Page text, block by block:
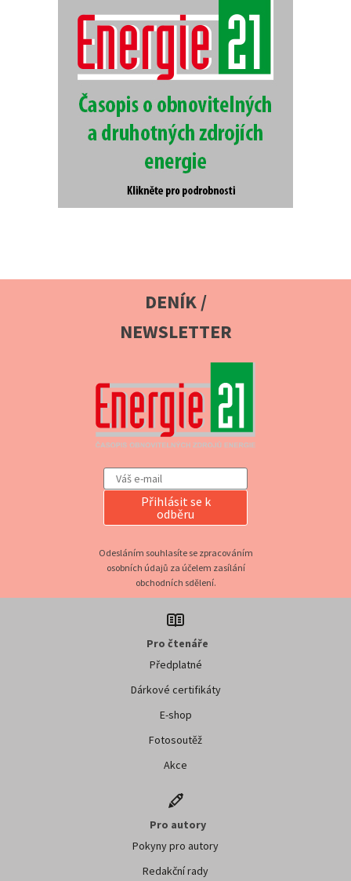
DENÍK /
NEWSLETTER
Přihlásit se k
odběru
Odesláním souhlasíte se zpracováním
osobních údajů za účelem zasílání
obchodních sdělení.
Pro čtenáře
Předplatné
Dárkové certifikáty
E-shop
Fotosoutěž
Akce
Pro autory
Pokyny pro autory
Redakční rady